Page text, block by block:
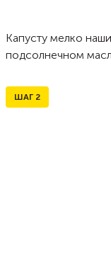
Капусту мелко
подсолнечном
ШАГ 2